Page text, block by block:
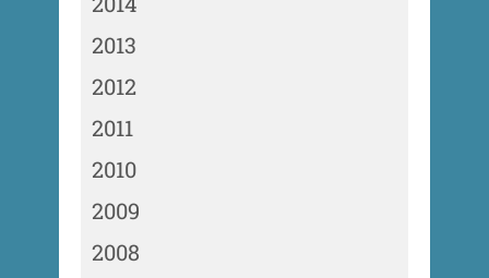
2013
2012
2011
2010
2009
2008